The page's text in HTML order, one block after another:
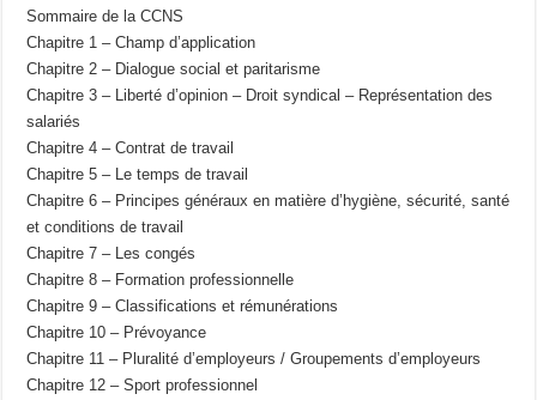
Sommaire de la CCNS
Chapitre 1 – Champ d’application
Chapitre 2 – Dialogue social et paritarisme
Chapitre 3 – Liberté d’opinion – Droit syndical – Représentation des
salariés
Chapitre 4 – Contrat de travail
Chapitre 5 – Le temps de travail
Chapitre 6 – Principes généraux en matière d’hygiène, sécurité, santé
et conditions de travail
Chapitre 7 – Les congés
Chapitre 8 – Formation professionnelle
Chapitre 9 – Classifications et rémunérations
Chapitre 10 – Prévoyance
Chapitre 11 – Pluralité d’employeurs / Groupements d’employeurs
Chapitre 12 – Sport professionnel